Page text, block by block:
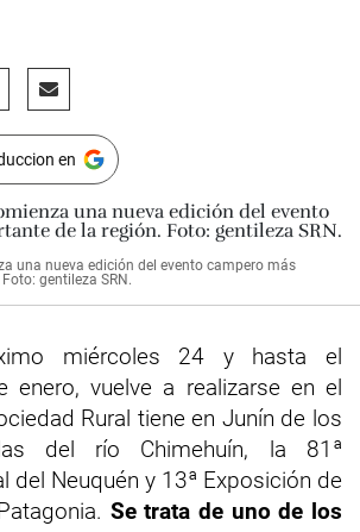
en
una nueva edición del evento campero más
gentileza SRN.
miércoles 24 y hasta el
enero, vuelve a realizarse en el
Rural tiene en Junín de los
del río Chimehuín, la 81ª
del Neuquén y 13ª Exposición de
Se trata de uno de los